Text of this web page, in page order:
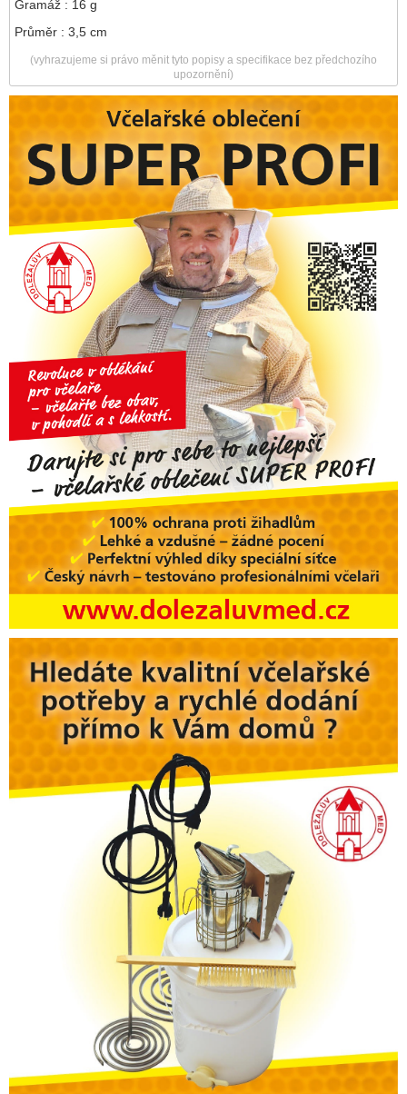
Gramáž : 16 g
Průměr : 3,5 cm
(vyhrazujeme si právo měnit tyto popisy a specifikace bez předchozího
upozornění)